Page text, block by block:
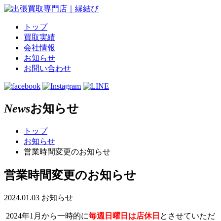
トップ
買取実績
会社情報
お知らせ
お問い合わせ
Newsお知らせ
トップ
お知らせ
営業時間変更のお知らせ
営業時間変更のお知らせ
2024.01.03 お知らせ
2024年1月から一時的に毎週日曜日は店休日 とさせていただ